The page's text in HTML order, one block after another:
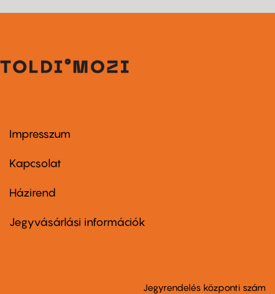
Footer
first
Impresszum
Kapcsolat
Footer
second
Házirend
Jegyvásárlási információk
Jegyrendelés központi szám